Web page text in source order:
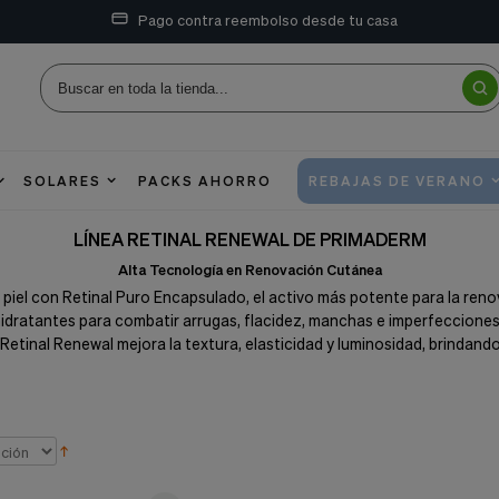
Pago contra reembolso desde tu casa
SOLARES PACKS AHORRO REBAJAS DE VERANO
LÍNEA RETINAL RENEWAL DE PRIMADERM
Alta Tecnología en Renovación Cutánea
con Retinal Puro Encapsulado, el activo más potente para la
para combatir arrugas, flacidez, manchas e
Renewal mejora la textura, elasticidad y luminosidad,